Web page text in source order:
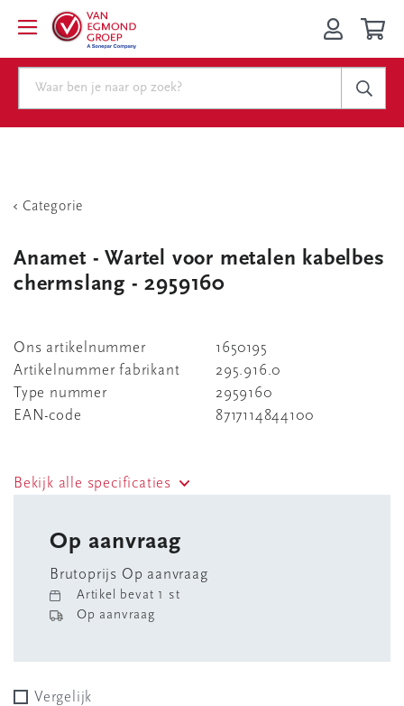
Categorie
Anamet - Wartel voor metalen kabelbes
chermslang - 2959160
Ons artikelnummer
1650195
Artikelnummer fabrikant
295.916.0
Type nummer
2959160
EAN-code
8717114844100
Bekijk alle specificaties
Op aanvraag
Brutoprijs Op aanvraag
Artikel bevat 1 st
Op aanvraag
Vergelijk